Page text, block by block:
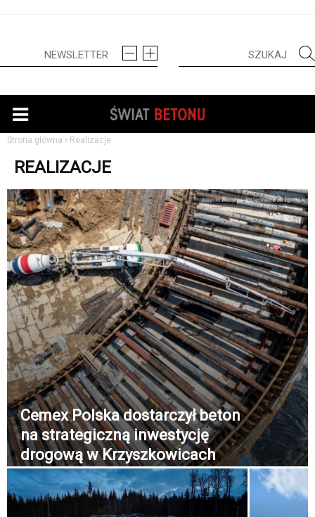
Strona główna Realizacje
REALIZACJE
Cemex Polska dostarczył beton
na strategiczną inwestycję
drogową w Krzyszkowicach